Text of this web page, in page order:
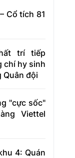
Cổ tích 81
trí tiếp
chí hy sinh
Quân đội
"cực sốc"
Viettel
4: Quán